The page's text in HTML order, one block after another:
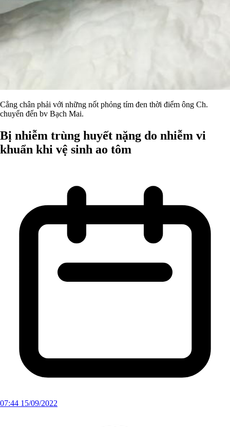
Cẳng chân phải với những nốt phỏng tím đen thời điểm ông Ch.
chuyển đến bv Bạch Mai.
Bị nhiễm trùng huyết nặng do nhiễm vi
khuẩn khi vệ sinh ao tôm
07:44 15/09/2022